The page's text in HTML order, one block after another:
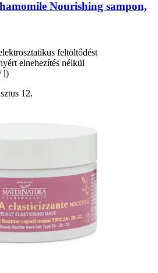
Nourishing sampon,
feltöltődést
elnehezítés nélkül
l)
12.